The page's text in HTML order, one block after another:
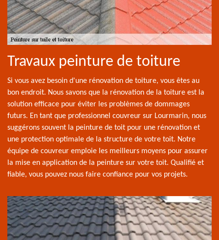
Travaux peinture de toiture
Si vous avez besoin d'une rénovation de toiture, vous êtes au
bon endroit. Nous savons que la rénovation de la toiture est la
solution efficace pour éviter les problèmes de dommages
futurs. En tant que professionnel couvreur sur Lourmarin, nous
suggérons souvent la peinture de toit pour une rénovation et
une protection optimale de la structure de votre toit. Notre
équipe de couvreur emploie les meilleurs moyens pour assurer
la mise en application de la peinture sur votre toit. Qualifié et
fiable, vous pouvez nous faire confiance pour vos projets.